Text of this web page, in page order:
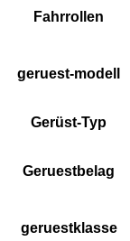
Fahrrollen
geruest-modell
Gerüst-Typ
Geruestbelag
geruestklasse